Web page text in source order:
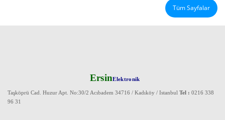
Tüm Sayfalar
ErsinElektronik
Taşköprü Cad. Huzur Apt. No:30/2 Acıbadem 34716 / Kadıköy / Istanbul Tel : 0216 338
96 31